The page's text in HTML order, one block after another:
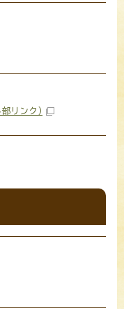
部リンク）